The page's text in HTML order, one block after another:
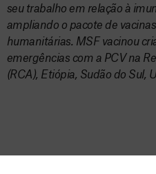
seu trabalho em relação à
ampliando o pacote de
humanitárias. MSF vacinou
emergências com a PCV na
(RCA), Etiópia, Sudão do Sul,